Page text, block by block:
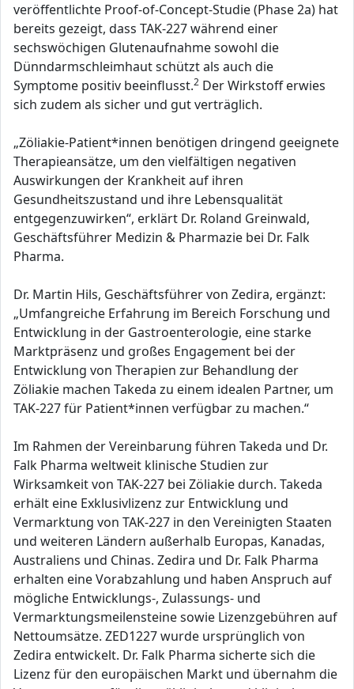
veröffentlichte Proof-of-Concept-Studie (Phase 2a) hat
bereits gezeigt, dass TAK-227 während einer
sechswöchigen Glutenaufnahme sowohl die
Dünndarmschleimhaut schützt als auch die
Symptome positiv beeinflusst.2 Der Wirkstoff erwies
sich zudem als sicher und gut verträglich.
„Zöliakie-Patient*innen benötigen dringend geeignete
Therapieansätze, um den vielfältigen negativen
Auswirkungen der Krankheit auf ihren
Gesundheitszustand und ihre Lebensqualität
entgegenzuwirken“, erklärt Dr. Roland Greinwald,
Geschäftsführer Medizin & Pharmazie bei Dr. Falk
Pharma.
Dr. Martin Hils, Geschäftsführer von Zedira, ergänzt:
„Umfangreiche Erfahrung im Bereich Forschung und
Entwicklung in der Gastroenterologie, eine starke
Marktpräsenz und großes Engagement bei der
Entwicklung von Therapien zur Behandlung der
Zöliakie machen Takeda zu einem idealen Partner, um
TAK-227 für Patient*innen verfügbar zu machen.“
Im Rahmen der Vereinbarung führen Takeda und Dr.
Falk Pharma weltweit klinische Studien zur
Wirksamkeit von TAK-227 bei Zöliakie durch. Takeda
erhält eine Exklusivlizenz zur Entwicklung und
Vermarktung von TAK-227 in den Vereinigten Staaten
und weiteren Ländern außerhalb Europas, Kanadas,
Australiens und Chinas. Zedira und Dr. Falk Pharma
erhalten eine Vorabzahlung und haben Anspruch auf
mögliche Entwicklungs-, Zulassungs- und
Vermarktungsmeilensteine sowie Lizenzgebühren auf
Nettoumsätze. ZED1227 wurde ursprünglich von
Zedira entwickelt. Dr. Falk Pharma sicherte sich die
Lizenz für den europäischen Markt und übernahm die